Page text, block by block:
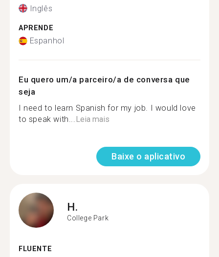
Inglês
APRENDE
Espanhol
Eu quero um/a parceiro/a de conversa que
seja
I need to learn Spanish for my job. I would love
to speak with...Leia mais
Baixe o aplicativo
H.
College Park
FLUENTE